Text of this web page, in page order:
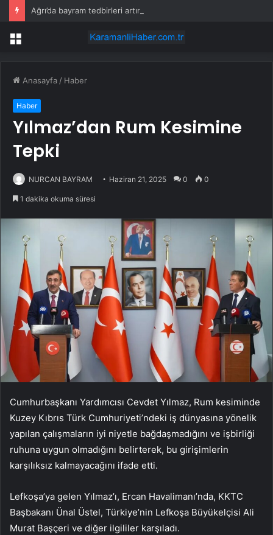
Ağrı’da bayram tedbirleri artırıldı
Menü
Anasayfa / Haber
Haber
Yılmaz’dan Rum Kesimine
Tepki
NURCAN BAYRAM Haziran 21, 2025 0 0
1 dakika okuma süresi
Cumhurbaşkanı Yardımcısı Cevdet Yılmaz, Rum kesiminde
Kuzey Kıbrıs Türk Cumhuriyeti’ndeki iş dünyasına yönelik
yapılan çalışmaların iyi niyetle bağdaşmadığını ve işbirliği
ruhuna uygun olmadığını belirterek, bu girişimlerin
karşılıksız kalmayacağını ifade etti.
Lefkoşa’ya gelen Yılmaz’ı, Ercan Havalimanı’nda, KKTC
Başbakanı Ünal Üstel, Türkiye’nin Lefkoşa Büyükelçisi Ali
Murat Başçeri ve diğer ilgililer karşıladı.